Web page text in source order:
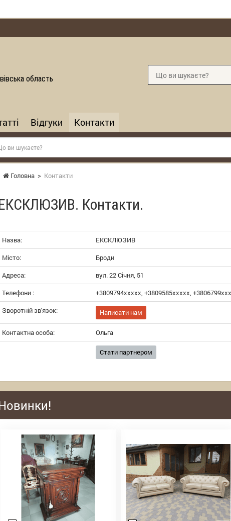
область
Відгуки Контакти
Головна > Контакти
Контакти.
Назва:
ЕКСКЛЮЗИВ
Місто:
Броди
Адреса:
вул. 22 Січня, 51
Телефони :
+3809794xxxxx, +3809585xxxxx,
Зворотній зв'язок:
Написати нам
Контактна особа: Ольга
Стати партнером